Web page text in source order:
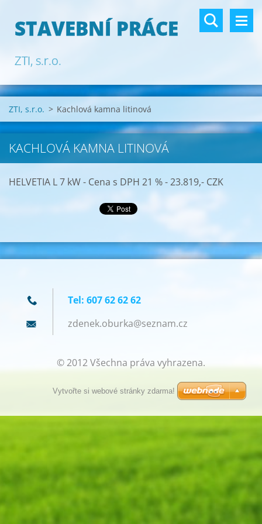
STAVEBNÍ PRÁCE
ZTI, s.r.o.
ZTI, s.r.o. > Kachlová kamna litinová
KACHLOVÁ KAMNA LITINOVÁ
HELVETIA L 7 kW - Cena s DPH 21 % - 23.819,- CZK
Tel: 607 62 62 62
zdenek.oburka@seznam.cz
© 2012 Všechna práva vyhrazena.
Vytvořte si webové stránky zdarma!